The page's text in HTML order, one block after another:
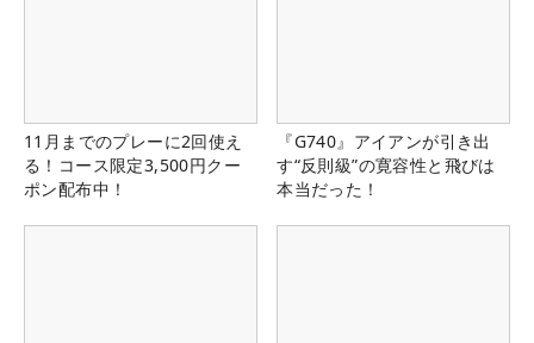
11月までのプレーに2回使え
る！コース限定3,500円クー
ポン配布中！
『G740』アイアンが引き出
す“反則級”の寛容性と飛びは
本当だった！